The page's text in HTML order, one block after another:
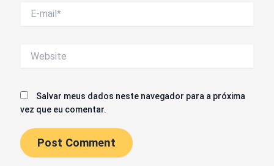
mail*
Salvar meus dados neste navegador para a próxima
vez que eu comentar.